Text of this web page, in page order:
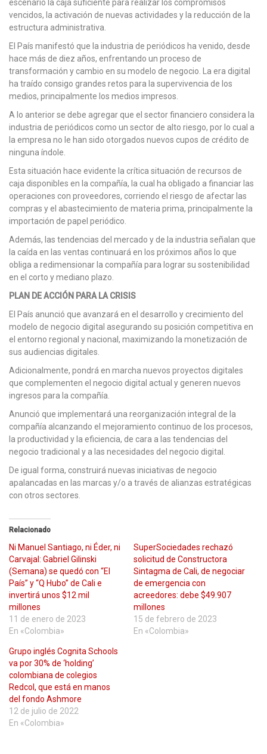
escenario la caja suficiente para realizar los compromisos
vencidos, la activación de nuevas actividades y la reducción de la
estructura administrativa.
El País manifestó que la industria de periódicos ha venido, desde
hace más de diez años, enfrentando un proceso de
transformación y cambio en su modelo de negocio. La era digital
ha traído consigo grandes retos para la supervivencia de los
medios, principalmente los medios impresos.
A lo anterior se debe agregar que el sector financiero considera la
industria de periódicos como un sector de alto riesgo, por lo cual a
la empresa no le han sido otorgados nuevos cupos de crédito de
ninguna índole.
Esta situación hace evidente la crítica situación de recursos de
caja disponibles en la compañía, la cual ha obligado a financiar las
operaciones con proveedores, corriendo el riesgo de afectar las
compras y el abastecimiento de materia prima, principalmente la
importación de papel periódico.
Además, las tendencias del mercado y de la industria señalan que
la caída en las ventas continuará en los próximos años lo que
obliga a redimensionar la compañía para lograr su sostenibilidad
en el corto y mediano plazo.
PLAN DE ACCIÓN PARA LA CRISIS
El País anunció que avanzará en el desarrollo y crecimiento del
modelo de negocio digital asegurando su posición competitiva en
el entorno regional y nacional, maximizando la monetización de
sus audiencias digitales.
Adicionalmente, pondrá en marcha nuevos proyectos digitales
que complementen el negocio digital actual y generen nuevos
ingresos para la compañía.
Anunció que implementará una reorganización integral de la
compañía alcanzando el mejoramiento continuo de los procesos,
la productividad y la eficiencia, de cara a las tendencias del
negocio tradicional y a las necesidades del negocio digital.
De igual forma, construirá nuevas iniciativas de negocio
apalancadas en las marcas y/o a través de alianzas estratégicas
con otros sectores.
Relacionado
Ni Manuel Santiago, ni Éder, ni
Carvajal: Gabriel Gilinski
(Semana) se quedó con “El
País” y “Q Hubo” de Cali e
invertirá unos $12 mil
millones
11 de enero de 2023
En «Colombia»
SuperSociedades rechazó
solicitud de Constructora
Sintagma de Cali, de negociar
de emergencia con
acreedores: debe $49.907
millones
15 de febrero de 2023
En «Colombia»
Grupo inglés Cognita Schools
va por 30% de ‘holding’
colombiana de colegios
Redcol, que está en manos
del fondo Ashmore
12 de julio de 2022
En «Colombia»